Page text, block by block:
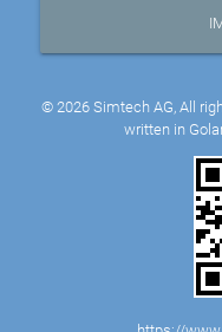
© 2026 Simtech AG, All
written in